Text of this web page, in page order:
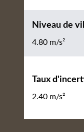
Niveau de
4.80 m/s²
Taux
2.40 m/s²